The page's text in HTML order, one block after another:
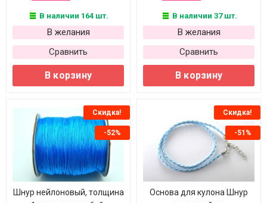
В наличии 164 шт.
В желания
Сравнить
В корзину
В наличии 37 шт.
В желания
Сравнить
В корзину
Скидка!
-52%
Шнур нейлоновый, толщина
Скидка!
-51%
Основа для кулона Шнур